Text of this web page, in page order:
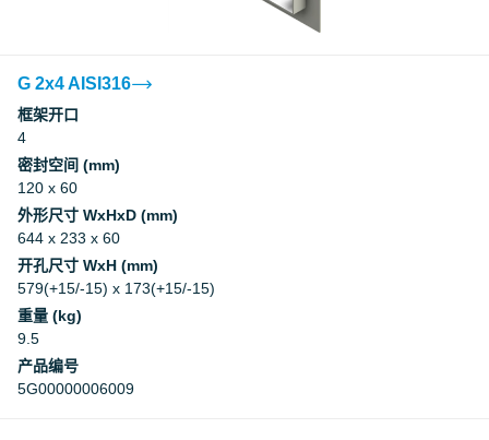
G 2x4 AISI316
框架开口
4
密封空间 (mm)
120 x 60
外形尺寸 WxHxD (mm)
644 x 233 x 60
开孔尺寸 WxH (mm)
579(+15/-15) x 173(+15/-15)
重量 (kg)
9.5
产品编号
5G00000006009